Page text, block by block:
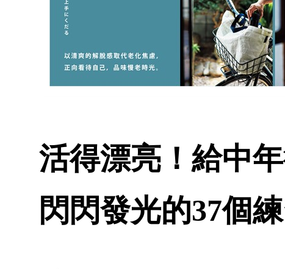
活得漂亮！給中
閃閃發光的37個